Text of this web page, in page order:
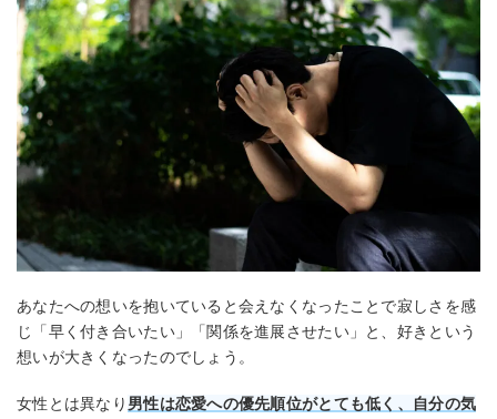
あなたへの想いを抱いていると会えなくなったことで寂しさを感
じ「早く付き合いたい」「関係を進展させたい」と、好きという
想いが大きくなったのでしょう。
女性とは異なり 男性は恋愛への優先順位がとても低く、自分の気